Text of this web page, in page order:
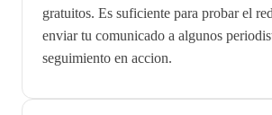
gratuitos. Es suficiente para probar el
enviar tu comunicado a algunos
seguimiento en accion.